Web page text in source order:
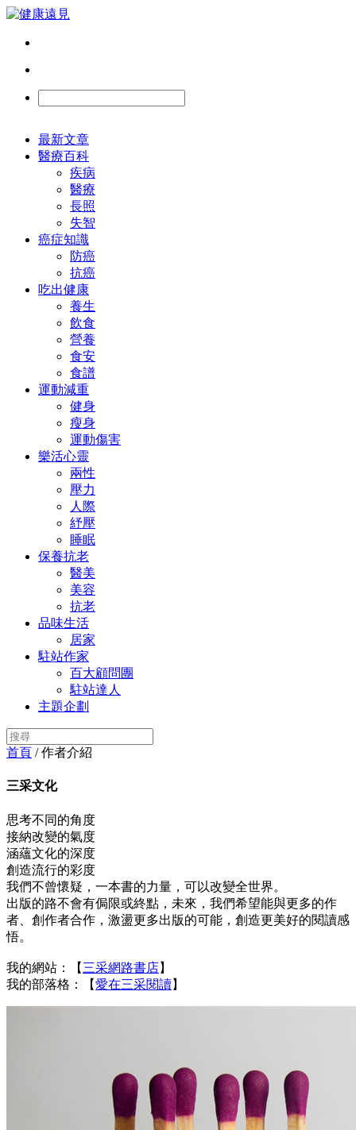
最新文章
醫療百科
疾病
醫療
長照
失智
癌症知識
防癌
抗癌
吃出健康
養生
飲食
營養
食安
食譜
運動減重
健身
瘦身
運動傷害
樂活心靈
兩性
壓力
人際
紓壓
睡眠
保養抗老
醫美
美容
抗老
品味生活
居家
駐站作家
百大顧問團
駐站達人
主題企劃
首頁 / 作者介紹
三采文化
思考不同的角度
接納改變的氣度
涵蘊文化的深度
創造流行的彩度
我們不曾懷疑，一本書的力量，可以改變全世界。
出版的路不會有侷限或終點，未來，我們希望能與更多的作
者、創作者合作，激盪更多出版的可能，創造更美好的閱讀感
悟。
我的網站：【 三采網路書店】
我的部落格：【愛在三采閱讀】